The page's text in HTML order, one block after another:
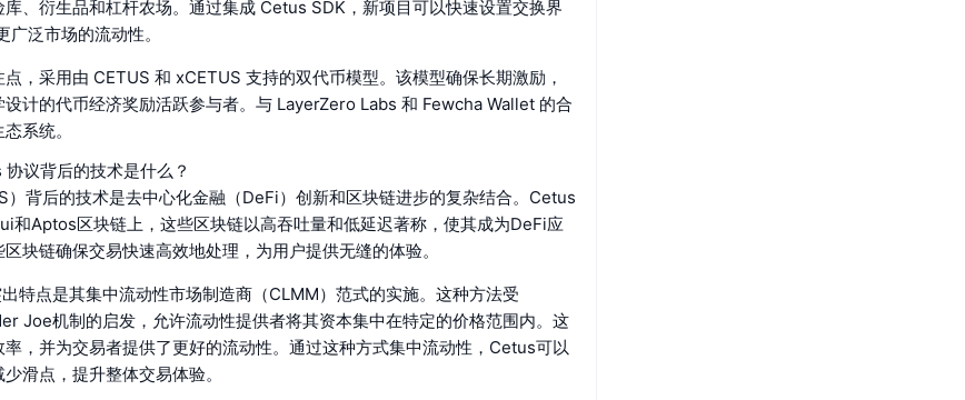
、衍生品和杠杆农场。通过集成 Cetus SDK，新项目可以快速设置交换界
泛市场的流动性。
，采用由 CETUS 和 xCETUS 支持的双代币模型。该模型确保长期激励，
计的代币经济奖励活跃参与者。与 LayerZero Labs 和 Fewcha Wallet 的合
系统。
议背后的技术是什么？
）背后的技术是去中心化金融（DeFi）创新和区块链进步的复杂结合。Cetus
和Aptos区块链上，这些区块链以高吞吐量和低延迟著称，使其成为DeFi应
块链确保交易快速高效地处理，为用户提供无缝的体验。
特点是其集中流动性市场制造商（CLMM）范式的实施。这种方法受
Joe机制的启发，允许流动性提供者将其资本集中在特定的价格范围内。这
，并为交易者提供了更好的流动性。通过这种方式集中流动性，Cetus可以
滑点，提升整体交易体验。